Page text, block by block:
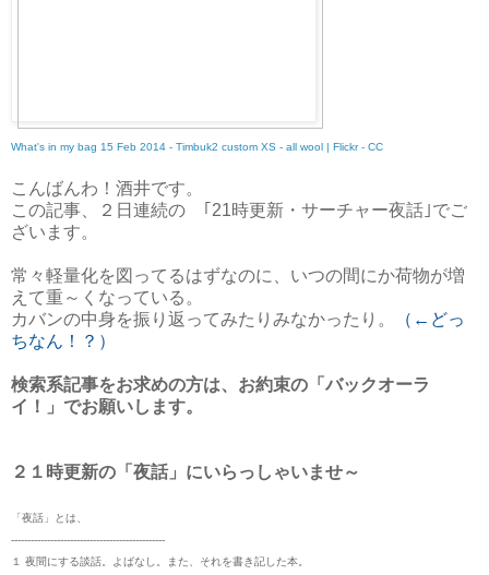
What's in my bag 15 Feb 2014 - Timbuk2 custom XS - all wool | Flickr - CC
こんばんわ！酒井です。
この記事、２日連続の ｢21時更新・サーチャー夜話｣でご
ざいます。
常々軽量化を図ってるはずなのに、いつの間にか荷物が増
えて重～くなっている。
カバンの中身を振り返ってみたりみなかったり。
（←どっ
ちなん！？）
検索系記事をお求めの方は、お約束の「バックオーラ
イ！」でお願いします。
２１時更新の「夜話」にいらっしゃいませ～
「夜話」とは、
-----------------------------------------------
１ 夜間にする談話。よばなし。また、それを書き記した本。